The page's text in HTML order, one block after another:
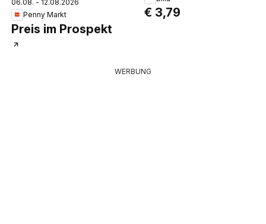
06.08. - 12.08.2026
Penny Markt
Preis im Prospekt
€ 3,79
WERBUNG